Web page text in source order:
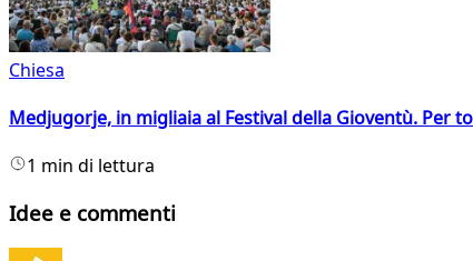
Chiesa
Medjugorje, in migliaia al Festival della Gioventù. Per
1 min di lettura
Idee e commenti